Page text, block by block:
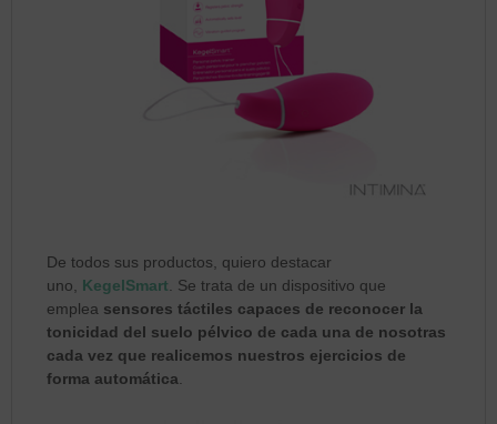
De todos sus productos, quiero destacar
uno, KegelSmart. Se trata de un dispositivo que
emplea sensores táctiles capaces de reconocer la
tonicidad del suelo pélvico de cada una de nosotras
cada vez que realicemos nuestros ejercicios de
forma automática.